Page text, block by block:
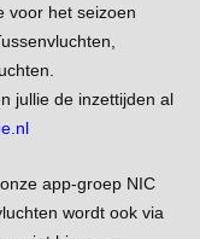
voor het seizoen
jullie de inzettijden al
app-groep NIC
wordt ook via